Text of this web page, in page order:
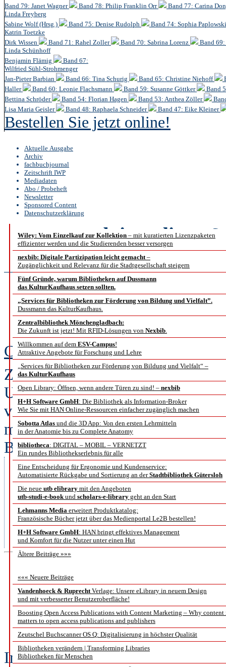
Band 79: Janet Wagner Band 78: Philip Franklin Orr
Band 77: Carina
Linda Freyberg
Sabine Wolf (Hrsg.)
Band 75: Denise Rudolph
Band 74: Sophia
Katrin Toetzke
Dirk Wissen
Band 71: Rahel Zoller Band 70: Sabrina Lorenz
Band
Linda Schünhoff
Benjamin Flämig
Band 67:
Wilfried Sühl-Strohmenger
Jan-Pieter Barbian
Band 66: Tina Schurig Band 65: Christine Niehoff
Haller
Band 60: Leonie Flachsmann Band 59: Susanne Göttker
Band
Bettina Schröder
Band 54: Florian Hagen Band 53: Anthea Zöller
Lisa Maria Geisler
Band 48: Raphaela Schneider Band 47: Eike Kleiner
Bestellen Sie jetzt online!
Aktuelle Ausgabe
Archiv
fachbuchjournal
Zeitschrift IWP
Mediadaten
Abo / Probeheft
Newsletter
Sponsored Content
Datenschutzerklärung
Wiley: Vom Einzelkauf zur Kollektion – mit kuratierten Lizenzpaketen
effizienter werden und die Studierenden besser versorgen
nexbib: Digitale Partizipation leicht gemacht–
Zugänglichkeit und Relevanz für die Stadtgesellschaft steigern
Fünf Gründe, warum Bibliotheken auf Dussmann
das KulturKaufhaus setzen sollten.
„Services für Bibliotheken zur Förderung von Bildung und Vielfalt”.
Dussmann das KulturKaufhaus.
Zentralbibliothek Mönchengladbach:
Die Zukunft ist jetzt! Mit RFID-Lösungen von Nexbib.
Willkommen auf dem ESV-Campus!
Attraktive Angebote für Forschung und Lehre
„Services für Bibliotheken zur Förderung von Bildung und Vielfalt“ –
das KulturKaufhaus
Open Library: Öffnen, wenn andere Türen zu sind! – nexbib
H+H Software GmbH: Die Bibliothek als Information-Broker
Wie Sie mit HAN Online-Ressourcen einfacher zugänglich machen
Sobotta Atlas und die 3D App: Von den ersten Lehrmitteln
in der Anatomie bis zu Complete Anatomy
bibliotheca: DIGITAL – MOBIL – VERNETZT
Ein rundes Bibliothekserlebnis für alle
Eine Entscheidung für Ergonomie und Kundenservice:
Automatisierte Rückgabe und Sortierung an derStadtbibliothek Gütersloh
Die neue utb elibrary mit den Angeboten
utb-studi-e-bookund scholars-e-library geht an den Start
Lehmanns Media erweitert Produktkatalog:
Französische Bücher jetzt über das Medienportal Le2B bestellen!
H+H Software GmbH: HAN bringt effektives Management
und Komfort für die Nutzer unter einen Hut
Ältere Beiträge »»»
««« Neuere Beiträge
Vandenhoeck & RuprechtVerlage: Unsere eLibrary in neuem Design
und mit verbesserter Benutzeroberfläche!
Boosting Open Access Publications with Content Marketing – Why content
matters to open access publications and publishers
Zeutschel Buchscanner OS Q: Digitalisierung in höchster Qualität
Bibliotheken verändern | Transforming Libraries
Bibliotheken für Menschen
b.i.t.online6 /
Sponsored
ZEDHIA – Das
Christian Benesch
ZEDHIA macht es möglich: 135
Unternehmensgeschichte aus
via Mausklick jederzeit und
mühevolle und zeitaufwändige
Bibliotheksbeständen und
Archiven können nun in
erfolgreich durchgeführt
Verlag noch lange nicht
werden 2017 hinzugefügt
Zeitraum auf 191 Jahre
Erfolgreicher Einsatz
Teil 3: TYPO3 als
In unserer dreiteiligen Reihe